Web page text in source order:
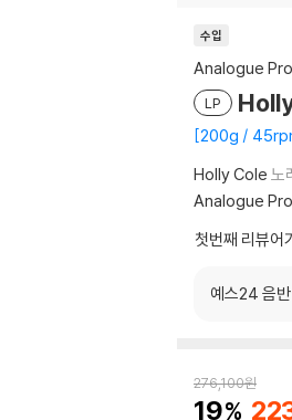
수입
Analogue
LP
200g /
Holly Cole 노
Analogue
첫번째 리뷰어
예스24 음
276,100원
19